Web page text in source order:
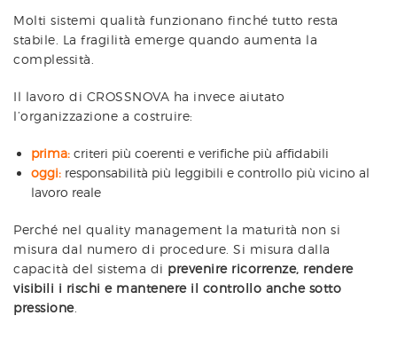
Molti sistemi qualità funzionano finché tutto resta
stabile. La fragilità emerge quando aumenta la
complessità.
Il lavoro di CROSSNOVA ha invece aiutato
l’organizzazione a costruire:
prima: criteri più coerenti e verifiche più affidabili
oggi: responsabilità più leggibili e controllo più vicino al
lavoro reale
Perché nel quality management la maturità non si
misura dal numero di procedure. Si misura dalla
capacità del sistema di prevenire ricorrenze, rendere
visibili i rischi e mantenere il controllo anche sotto
pressione.